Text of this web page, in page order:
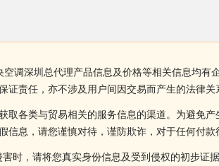
调深圳总代理产品信息及价格等相关信息均有
责任，亦不涉及用户间因交易而产生的法律关
各类与贸易相关的服务信息的渠道。为避免
息，请您谨慎对待，谨防欺诈，对于任何付款
时，请将您真实身份信息及受到侵权的初步证